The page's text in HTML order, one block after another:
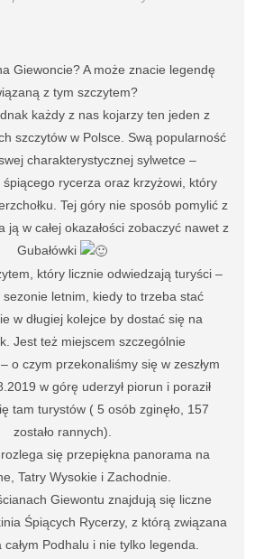
Giewoncie? A może znacie legendę
z tym szczytem?
każdy z nas kojarzy ten jeden z
szczytów w Polsce. Swą popularność
charakterystycznej sylwetce –
rycerza oraz krzyżowi, który
Tej góry nie sposób pomylić z
ją w całej okazałości zobaczyć nawet z
Gubałówki
który licznie odwiedzają turyści –
sezonie letnim, kiedy to trzeba stać
w długiej kolejce by dostać się na
Jest też miejscem szczególnie
o czym przekonaliśmy się w zeszłym
w górę uderzył piorun i poraził
tam turystów ( 5 osób zginęło, 157
zostało rannych).
się przepiękna panorama na
Tatry Wysokie i Zachodnie.
Giewontu znajdują się liczne
Śpiących Rycerzy, z którą związana
Podhalu i nie tylko legenda.